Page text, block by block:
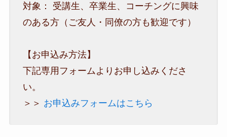
​対象： 受講生、卒業生、コーチングに興味
のある方（ご友人・同僚の方も歓迎です）
​【お申込み方法】
​下記専用フォームよりお申し込みくださ
い。
＞＞ お申込みフォームはこちら